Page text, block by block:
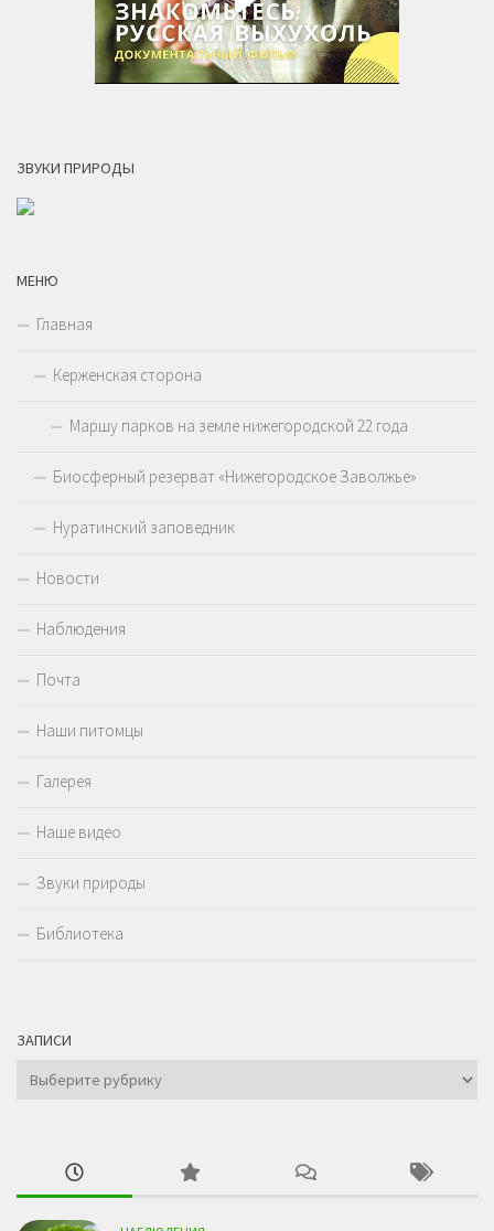
ЗВУКИ ПРИРОДЫ
МЕНЮ
Главная
Керженская сторона
Маршу парков на земле нижегородской 22 года
Биосферный резерват «Нижегородское Заволжье»
Нуратинский заповедник
Новости
Наблюдения
Почта
Наши питомцы
Галерея
Наше видео
Звуки природы
Библиотека
ЗАПИСИ
Записи